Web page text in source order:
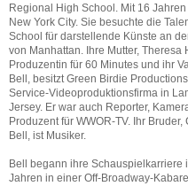
Regional High School. Mit 16
New York City. Sie besuchte die
School für darstellende Künste an
von Manhattan. Ihre Mutter, Theresa
Produzentin für 60 Minutes und ihr
Bell, besitzt Green Birdie
Service-Videoproduktionsfirma in
Jersey. Er war auch Reporter,
Produzent für WWOR-TV. Ihr Bruder,
Bell, ist Musiker.
Bell begann ihre Schauspielkarriere
Jahren in einer Off-Broadway-